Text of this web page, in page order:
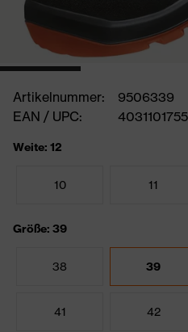
Artikelnummer:
9506339
EAN / UPC:
Weite: 12
10 11
Größe: 39
38 39
41 42